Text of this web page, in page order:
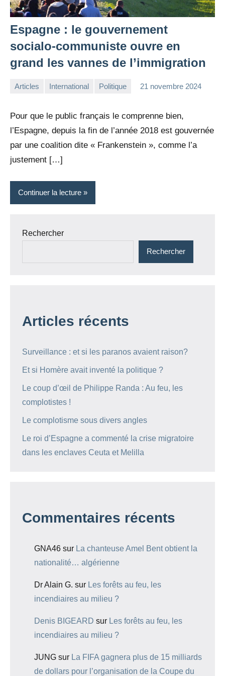
Espagne : le gouvernement
socialo-communiste ouvre en
grand les vannes de l’immigration
Articles International Politique 21 novembre 2024
Pour que le public français le comprenne bien,
l’Espagne, depuis la fin de l’année 2018 est gouvernée
par une coalition dite « Frankenstein », comme l’a
justement […]
Continuer la lecture
Rechercher
Rechercher
Articles récents
Surveillance : et si les paranos avaient raison?
Et si Homère avait inventé la politique ?
Le coup d’œil de Philippe Randa : Au feu, les
complotistes !
Le complotisme sous divers angles
Le roi d’Espagne a commenté la crise migratoire
dans les enclaves Ceuta et Melilla
Commentaires récents
GNA46 sur La chanteuse Amel Bent obtient la
nationalité… algérienne
Dr Alain G. sur Les forêts au feu, les
incendiaires au milieu ?
Denis BIGEARD sur Les forêts au feu, les
incendiaires au milieu ?
JUNG sur La FIFA gagnera plus de 15 milliards
de dollars pour l’organisation de la Coupe du